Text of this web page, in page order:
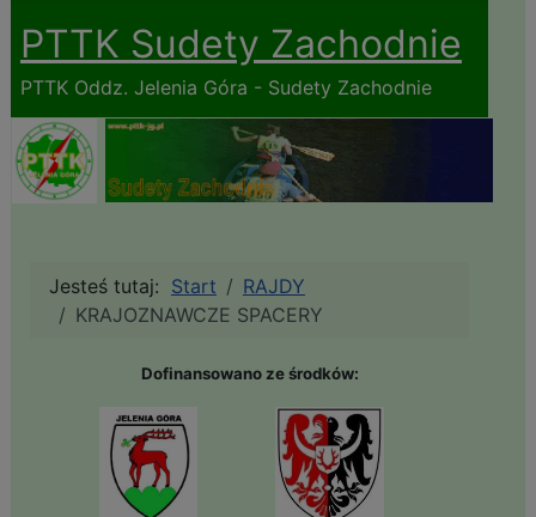
PTTK Sudety Zachodnie
PTTK Oddz. Jelenia Góra - Sudety Zachodnie
Jesteś tutaj: Start
RAJDY
KRAJOZNAWCZE SPACERY
Dofinansowano ze środków: